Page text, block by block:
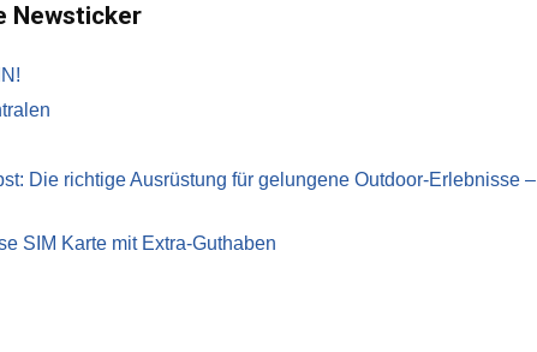
Newsticker
Die richtige Ausrüstung für gelungene Outdoor-Erlebnisse –
SIM Karte mit Extra-Guthaben